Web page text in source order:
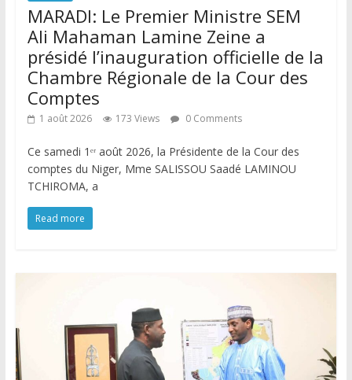
MARADI: Le Premier Ministre SEM
Ali Mahaman Lamine Zeine a
présidé l’inauguration officielle de la
Chambre Régionale de la Cour des
Comptes
1 août 2026 173 Views 0 Comments
Ce samedi 1ᵉʳ août 2026, la Présidente de la Cour des
comptes du Niger, Mme SALISSOU Saadé LAMINOU
TCHIROMA, a
Read more